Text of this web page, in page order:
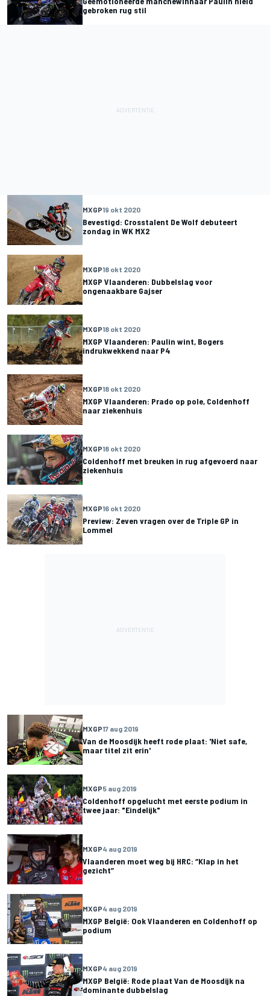
gebroken rug stil
MXGP19 okt 2020
Bevestigd: Crosstalent De Wolf debuteert
zondag in WK MX2
MXGP18 okt 2020
MXGP Vlaanderen: Dubbelslag voor
ongenaakbare Gajser
MXGP18 okt 2020
MXGP Vlaanderen: Paulin wint, Bogers
indrukwekkend naar P4
MXGP18 okt 2020
MXGP Vlaanderen: Prado op pole, Coldenhoff
naar ziekenhuis
MXGP18 okt 2020
Coldenhoff met breuken in rug afgevoerd naar
ziekenhuis
MXGP16 okt 2020
Preview: Zeven vragen over de Triple GP in
Lommel
MXGP17 aug 2019
Van de Moosdijk heeft rode plaat: 'Niet safe,
maar titel zit erin'
MXGP5 aug 2019
Coldenhoff opgelucht met eerste podium in
twee jaar: "Eindelijk"
MXGP4 aug 2019
Vlaanderen moet weg bij HRC: “Klap in het
gezicht”
MXGP4 aug 2019
MXGP België: Ook Vlaanderen en Coldenhoff op
podium
MXGP4 aug 2019
MXGP België: Rode plaat Van de Moosdijk na
dominante dubbelslag